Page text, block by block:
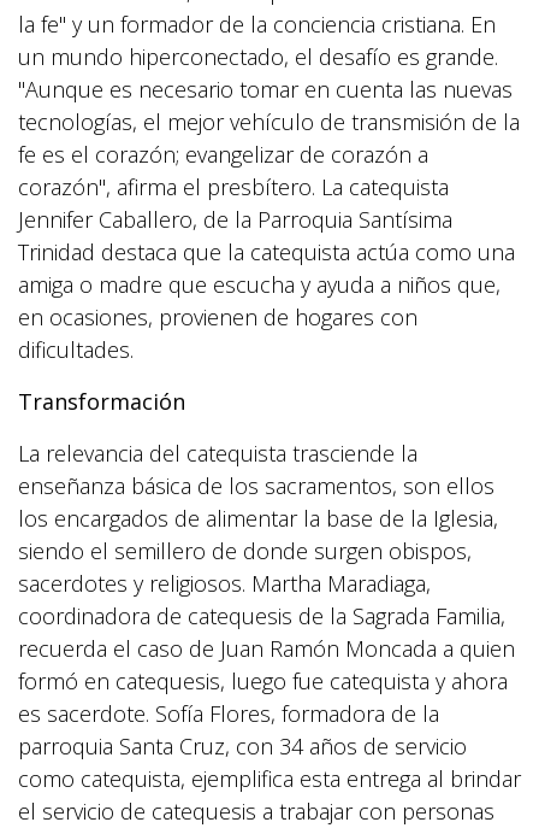
la fe" y un formador de la conciencia cristiana. En
un mundo hiperconectado, el desafío es grande.
"Aunque es necesario tomar en cuenta las nuevas
tecnologías, el mejor vehículo de transmisión de la
fe es el corazón; evangelizar de corazón a
corazón", afirma el presbítero. La catequista
Jennifer Caballero, de la Parroquia Santísima
Trinidad destaca que la catequista actúa como una
amiga o madre que escucha y ayuda a niños que,
en ocasiones, provienen de hogares con
dificultades.
Transformación
La relevancia del catequista trasciende la
enseñanza básica de los sacramentos, son ellos
los encargados de alimentar la base de la Iglesia,
siendo el semillero de donde surgen obispos,
sacerdotes y religiosos. Martha Maradiaga,
coordinadora de catequesis de la Sagrada Familia,
recuerda el caso de Juan Ramón Moncada a quien
formó en catequesis, luego fue catequista y ahora
es sacerdote. Sofía Flores, formadora de la
parroquia Santa Cruz, con 34 años de servicio
como catequista, ejemplifica esta entrega al brindar
el servicio de catequesis a trabajar con personas